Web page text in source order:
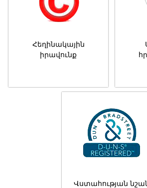
Հեղինակային
իրավունք
Վստահության